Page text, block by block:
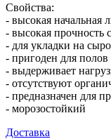
Свойства:
- высокая начальная
- высокая прочность
- для укладки на
- пригоден для
- выдерживает
- отсутствуют
- предназначен для
- морозостойкий
Доставка